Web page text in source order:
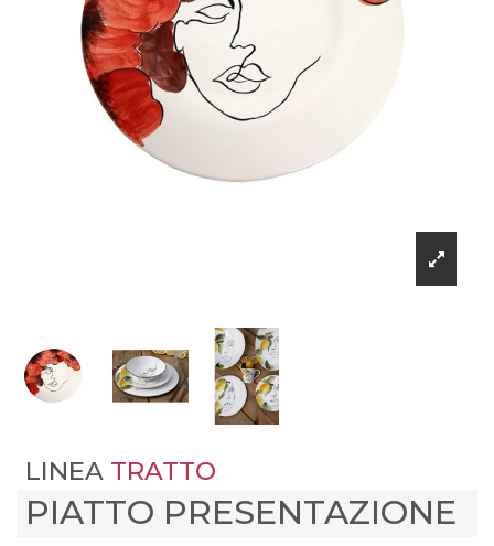
LINEA TRATTO
PIATTO PRESENTAZIONE